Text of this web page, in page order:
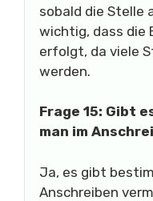
sobald die Stelle
wichtig, dass die
erfolgt, da viele
werden.
Frage 15: Gibt
man im
Ja, es gibt
Anschreiben